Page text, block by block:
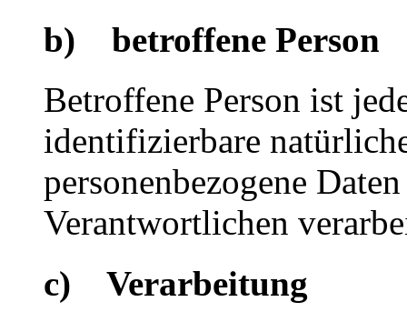
b) betroffene Person
Betroffene Person ist
identifizierbare
personenbezogene
Verantwortlichen
c) Verarbeitung